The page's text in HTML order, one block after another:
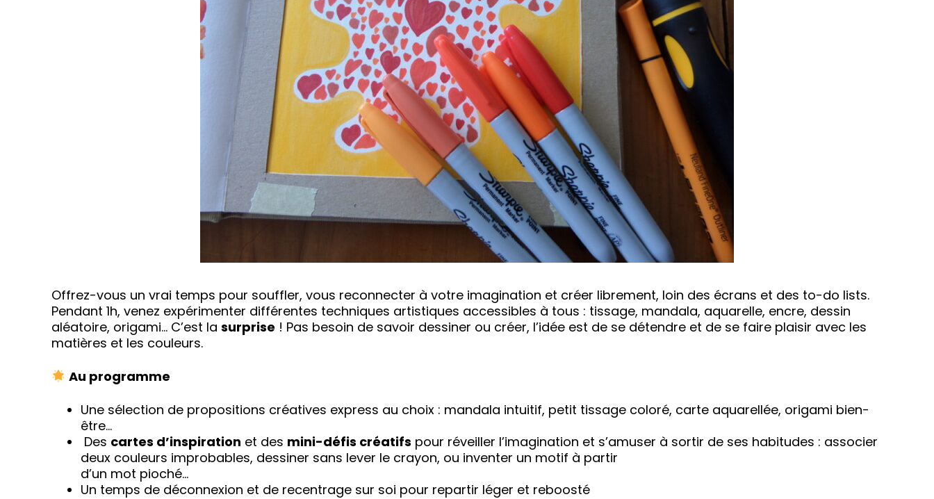
Offrez-vous un vrai temps pour souffler, vous reconnecter à votre imagination et créer librement, loin des écrans et des to-do lists.
Pendant 1h, venez expérimenter différentes techniques artistiques accessibles à tous : tissage, mandala, aquarelle, encre, dessin
aléatoire, origami… C’est la surprise ! Pas besoin de savoir dessiner ou créer, l’idée est de se détendre et de se faire plaisir avec les
matières et les couleurs.
Au programme
Une sélection de propositions créatives express au choix : mandala intuitif, petit tissage coloré, carte aquarellée, origami bien-
être…
Des cartes d’inspiration et des mini-défis créatifs pour réveiller l’imagination et s’amuser à sortir de ses habitudes : associer
deux couleurs improbables, dessiner sans lever le crayon, ou inventer un motif à partir
d’un mot pioché…
Un temps de déconnexion et de recentrage sur soi pour repartir léger et reboosté